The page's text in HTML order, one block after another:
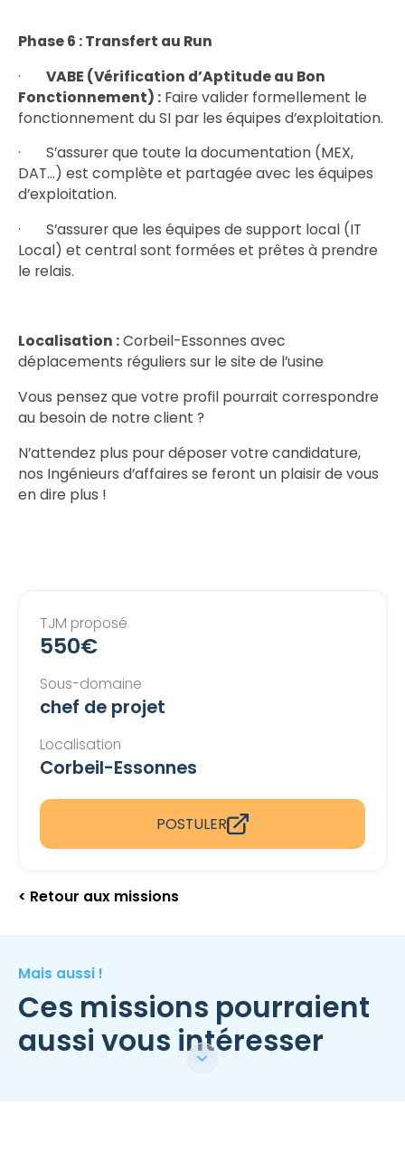
Phase 6 : Transfert au Run
· VABE (Vérification d’Aptitude au Bon
Fonctionnement) :Faire valider formellement le
fonctionnement du SI par les équipes d’exploitation.
· S’assurer que toute la documentation (MEX,
DAT…) est complète et partagée avec les équipes
d’exploitation.
· S’assurer que les équipes de support local (IT
Local) et central sont formées et prêtes à prendre
le relais.
Localisation :Corbeil-Essonnes avec
déplacements réguliers sur le site de l’usine
Vous pensez que votre profil pourrait correspondre
au besoin de notre client ?
N’attendez plus pour déposer votre candidature,
nos Ingénieurs d’affaires se feront un plaisir de vous
en dire plus !
TJM proposé
550€
Sous-domaine
chef de projet
Localisation
Corbeil-Essonnes
POSTULER
< Retour aux missions
Mais aussi !
Ces missions pourraient
aussi vous intéresser